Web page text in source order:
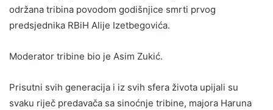
održana tribina povodom godišnjice smrti prvog
predsjednika RBiH Alije Izetbegovića.
Moderator tribine bio je Asim Zukić.
Prisutni svih generacija i iz svih sfera života upijali su
svaku riječ predavača sa sinoćnje tribine, majora Haruna